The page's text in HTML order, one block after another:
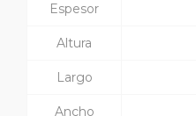
Espesor
Altura
Largo
Ancho